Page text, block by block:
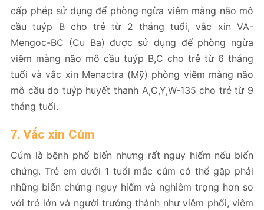
cấp phép sử dụng để phòng ngừa viêm màng não mô
cầu tuýp B cho trẻ từ 2 tháng tuổi, vắc xin VA-
Mengoc-BC (Cu Ba) được sử dụng để phòng ngừa
viêm màng não mô cầu tuýp B,C cho trẻ từ 6 tháng
tuổi và vắc xin Menactra (Mỹ) phòng viêm màng não
mô cầu do tuýp huyết thanh A,C,Y,W-135 cho trẻ từ 9
tháng tuổi.
7. Vắc xin Cúm
Cúm là bệnh phổ biến nhưng rất nguy hiểm nếu biến
chứng. Trẻ em dưới 1 tuổi mắc cúm có thể gặp phải
những biến chứng nguy hiểm và nghiêm trọng hơn so
với trẻ lớn và người trưởng thành như viêm phổi, viêm